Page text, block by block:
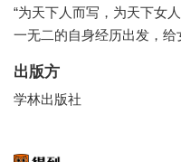
“为天下人而写，为天下女
一无二的自身经历出发，给
出版方
学林出版社